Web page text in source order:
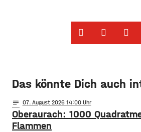
Das könnte Dich auch
notes 07. August 2026 14:00
Oberaurach: 1000
Flammen